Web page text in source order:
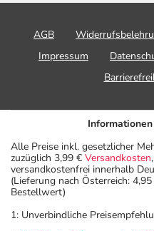
AGB
Impressum
Alle Preise inkl. gesetzlicher
zuzüglich 3,99 € Versandkosten
versandkostenfrei innerhalb
(Lieferung nach Österreich:
Bestellwert)
1: Unverbindliche